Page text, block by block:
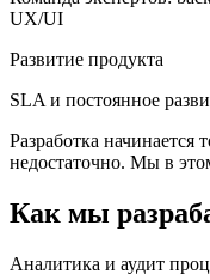
UX/UI
Развитие продукта
SLA и постоянное
Разработка начинается
недостаточно. Мы в
Как мы
Аналитика и аудит